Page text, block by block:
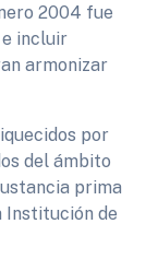
2004 fue
incluir
armonizar
por
del ámbito
prima
Institución de